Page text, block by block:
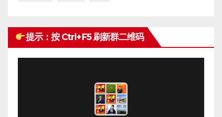
提示：按 Ctrl+F5 刷新群二维码